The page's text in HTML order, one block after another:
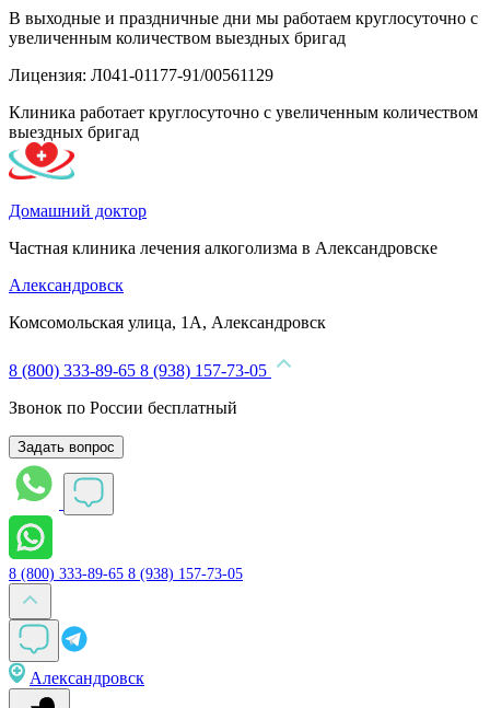
В выходные и праздничные дни мы работаем круглосуточно с
увеличенным количеством выездных бригад
Лицензия: Л041-01177-91/00561129
Клиника работает круглосуточно с увеличенным количеством
выездных бригад
Домашний доктор
Частная клиника лечения алкоголизма в Александровске
Александровск
Комсомольская улица, 1А, Александровск
8 (800) 333-89-65 8 (938) 157-73-05
Звонок по России бесплатный
Задать вопрос
8 (800) 333-89-65 8 (938) 157-73-05
Александровск